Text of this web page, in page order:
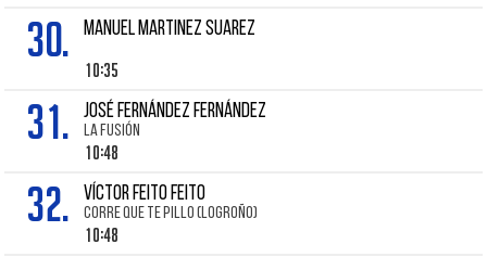
30. MANUEL MARTINEZ SUAREZ
10:35
31. JOSÉ FERNÁNDEZ FERNÁNDEZ
LA FUSIÓN
10:48
32. VÍCTOR FEITO FEITO
CORRE QUE TE PILLO (LOGROÑO)
10:48